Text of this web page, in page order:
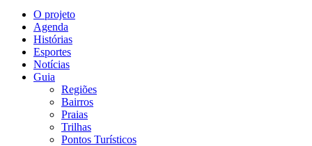
O projeto
Agenda
Histórias
Esportes
Notícias
Guia
Regiões
Bairros
Praias
Trilhas
Pontos Turísticos